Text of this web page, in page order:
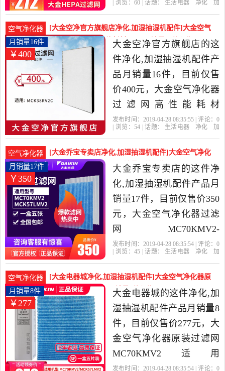
活电器当中性价比很高的
净化,加湿抽湿机配件，由
上海发货。
| 浏览：60 | 话题： 生活电器 净化
加
空气净化器
[大金空净官方旗舰店净化,加湿抽湿机配件]大金空气
净化器过滤网高性能耗材MCK月销量16件仅售400元
￥400
月销量16件
大金空净官方旗舰店的这
件净化,加湿抽湿机配件产
品月销量16件，目前仅售
价400元，大金空气净化器
过滤网高性能耗材
MCK38RV2C款专用包邮旗
净官方旗舰店精选生活电
器当中性价比很高的净化,
加湿抽湿机配件，由上海
发货。
发布时间：2019-04-28 08:35:55 | 评论： 0
| 浏览：54 | 话题： 生活电器 净化
加
空气净化器
[大金乔宝专卖店净化,加湿抽湿机配件]大金空气净化
器过滤网MC70KMV2月销量17件仅售350元
￥350
月销量17件
大金乔宝专卖店的这件净
化,加湿抽湿机配件产品月
销量17件，目前仅售价350
元，大金空气净化器过滤
网MC70KMV2-
N/KJFK336A滤芯纸配件
乔宝专卖店精选生活电器
当中性价比很高的净化,加
湿抽湿机配件，由浙江 杭
州发货。
发布时间：2019-04-28 08:35:54 | 评论： 0
| 浏览：45 | 话题： 生活电器 净化
加
空气净化器
[大金电器城净化,加湿抽湿机配件]大金空气净化器原
装过滤网MC70KM月销量8件仅售277元
￥277
月销量8件
大金电器城的这件净化,加
湿抽湿机配件产品月销量8
件，目前仅售价277元，大
金空气净化器原装过滤网
MC70KMV2适用
BAC017A4C可用
发布时间：2019-04-28 08:35:54 | 评论： 0